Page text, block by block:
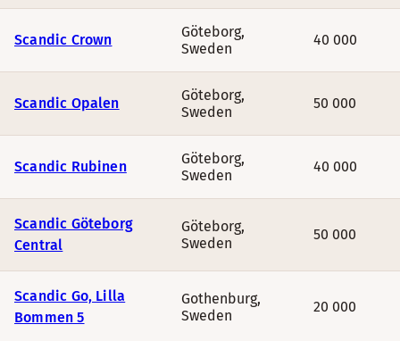
Scandic Crown Göteborg,
Sweden
40 000
Scandic Opalen Göteborg,
Sweden
50 000
Scandic Rubinen Göteborg,
Sweden
40 000
Scandic Göteborg
Central
Göteborg,
Sweden
50 000
Scandic Go, Lilla
Bommen 5
Gothenburg,
Sweden
20 000